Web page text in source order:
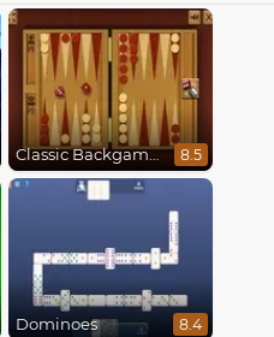
Classic Backgammon 8.5
Dominoes 8.4